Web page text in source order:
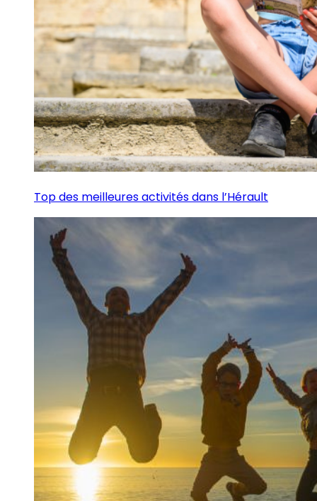
Top des meilleures activités dans l’Hérault